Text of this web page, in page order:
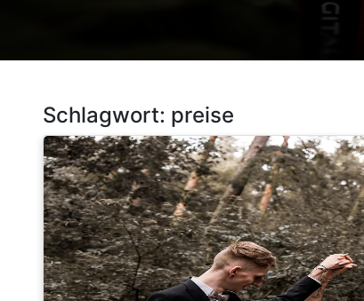
Schlagwort: preise